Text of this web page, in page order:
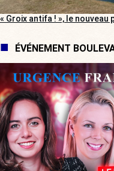
« Groix antifa ! », le
ÉVÉNEMENT